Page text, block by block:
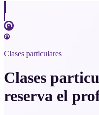
Clases particulares
Clases
reserva el